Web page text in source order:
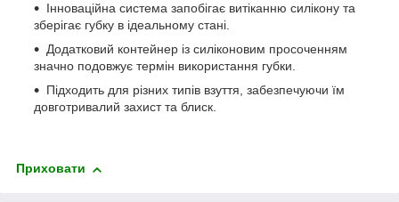
Інноваційна система запобігає витіканню силікону та
зберігає губку в ідеальному стані.
Додатковий контейнер із силіконовим просоченням
значно подовжує термін використання губки.
Підходить для різних типів взуття, забезпечуючи їм
довготривалий захист та блиск.
Приховати